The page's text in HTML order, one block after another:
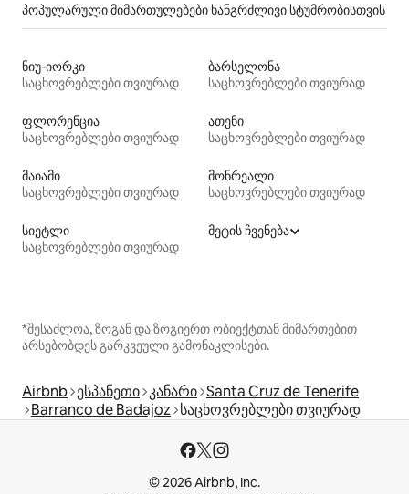
პოპულარული მიმართულებები ხანგრძლივი სტუმრობისთვის
ნიუ-იორკი
საცხოვრებლები თვიურად
ბარსელონა
საცხოვრებლები თვიურად
ფლორენცია
საცხოვრებლები თვიურად
ათენი
საცხოვრებლები თვიურად
მაიამი
საცხოვრებლები თვიურად
მონრეალი
საცხოვრებლები თვიურად
სიეტლი
საცხოვრებლები თვიურად
მეტის ჩვენება
*შესაძლოა, ზოგან და ზოგიერთ ობიექტთან მიმართებით
არსებობდეს გარკვეული გამონაკლისები.
Airbnb ესპანეთი კანარი Santa Cruz de Tenerife
Barranco de Badajoz საცხოვრებლები თვიურად
© 2026 Airbnb, Inc.